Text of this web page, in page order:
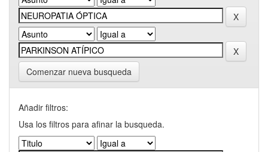
Comenzar nueva busqueda
Añadir filtros:
Usa los filtros para afinar la busqueda.